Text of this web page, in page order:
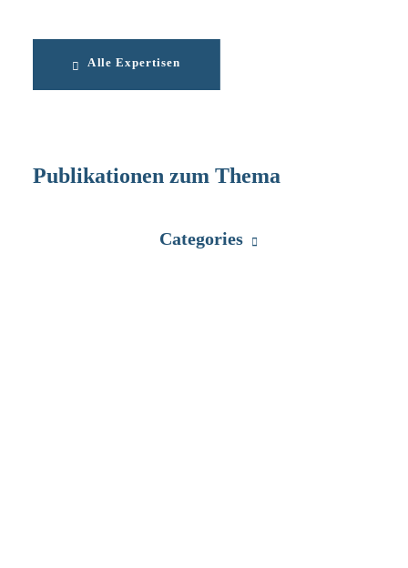
Alle Expertisen
Publikationen zum Thema
Categories